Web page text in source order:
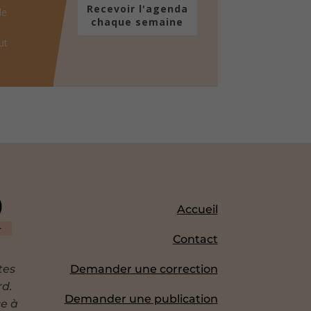
Recevoir l'agenda
chaque semaine
à
Accueil
Contact
Demander une correction
Demander une publication